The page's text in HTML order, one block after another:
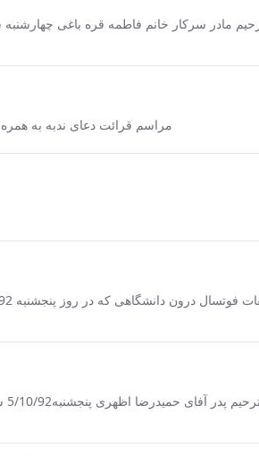
of this content.
this content.
مراسم قرائت دعای ندبه به همره سخنرانی در
this content.
of this content.
this content.